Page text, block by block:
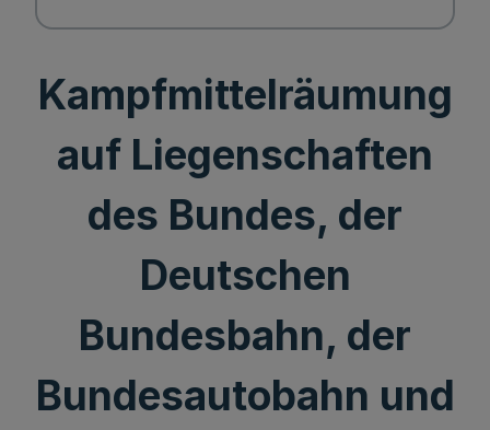
Kampfmittelräumung
auf Liegenschaften
des Bundes, der
Deutschen
Bundesbahn, der
Bundesautobahn und